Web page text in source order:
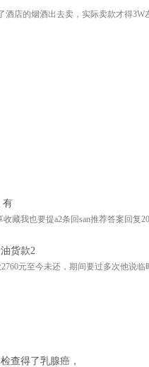
店的烟酒出去卖，实际卖款才得3W
有
我也要提a2条回san推荐答案回复
货款2
元至今未还，期间要过多次他说
查得了乳腺癌，